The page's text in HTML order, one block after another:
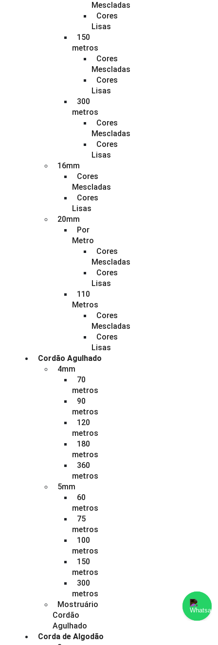
Mescladas
Cores
Lisas
150
metros
Cores
Mescladas
Cores
Lisas
300
metros
Cores
Mescladas
Cores
Lisas
16mm
Cores
Mescladas
Cores
Lisas
20mm
Por
Metro
Cores
Mescladas
Cores
Lisas
110
Metros
Cores
Mescladas
Cores
Lisas
Cordão Agulhado
4mm
70
metros
90
metros
120
metros
180
metros
360
metros
5mm
60
metros
75
metros
100
metros
150
metros
300
metros
Mostruário
Cordão
Agulhado
Corda de Algodão
Converse conosco
Selecione com quem deseja falar